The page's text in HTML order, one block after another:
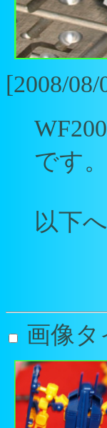
[2008/
です。
以下
画像タ